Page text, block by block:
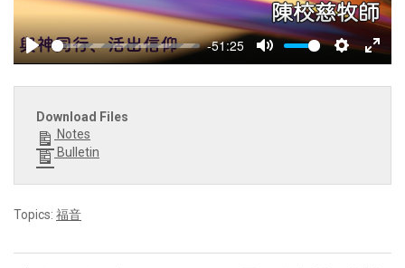
Play
-51:25
Mute
Settings
Enter
Download Files
Notes
Bulletin
Topics: 福音